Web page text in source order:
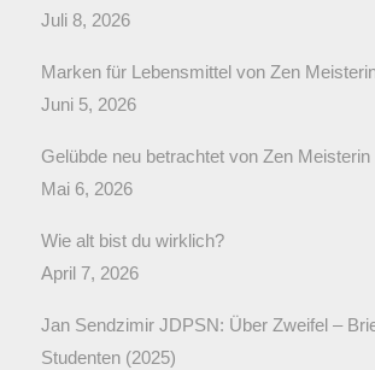
Juli 8, 2026
Marken für Lebensmittel von Zen
Juni 5, 2026
Gelübde neu betrachtet von Zen
Mai 6, 2026
Wie alt bist du wirklich?
April 7, 2026
Jan Sendzimir JDPSN: Über Zweifel –
Studenten (2025)